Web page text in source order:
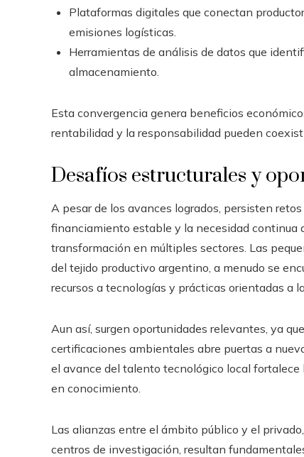
Plataformas digitales que conectan
emisiones logísticas.
Herramientas de análisis de datos que
almacenamiento.
Esta convergencia genera beneficios
rentabilidad y la responsabilidad pueden
Desafíos estructurales y
A pesar de los avances logrados, persisten
financiamiento estable y la necesidad
transformación en múltiples sectores. Las
del tejido productivo argentino, a menudo se
recursos a tecnologías y prácticas orientadas a
Aun así, surgen oportunidades relevantes, ya
certificaciones ambientales abre puertas a
el avance del talento tecnológico local
en conocimiento.
Las alianzas entre el ámbito público y el
centros de investigación, resultan